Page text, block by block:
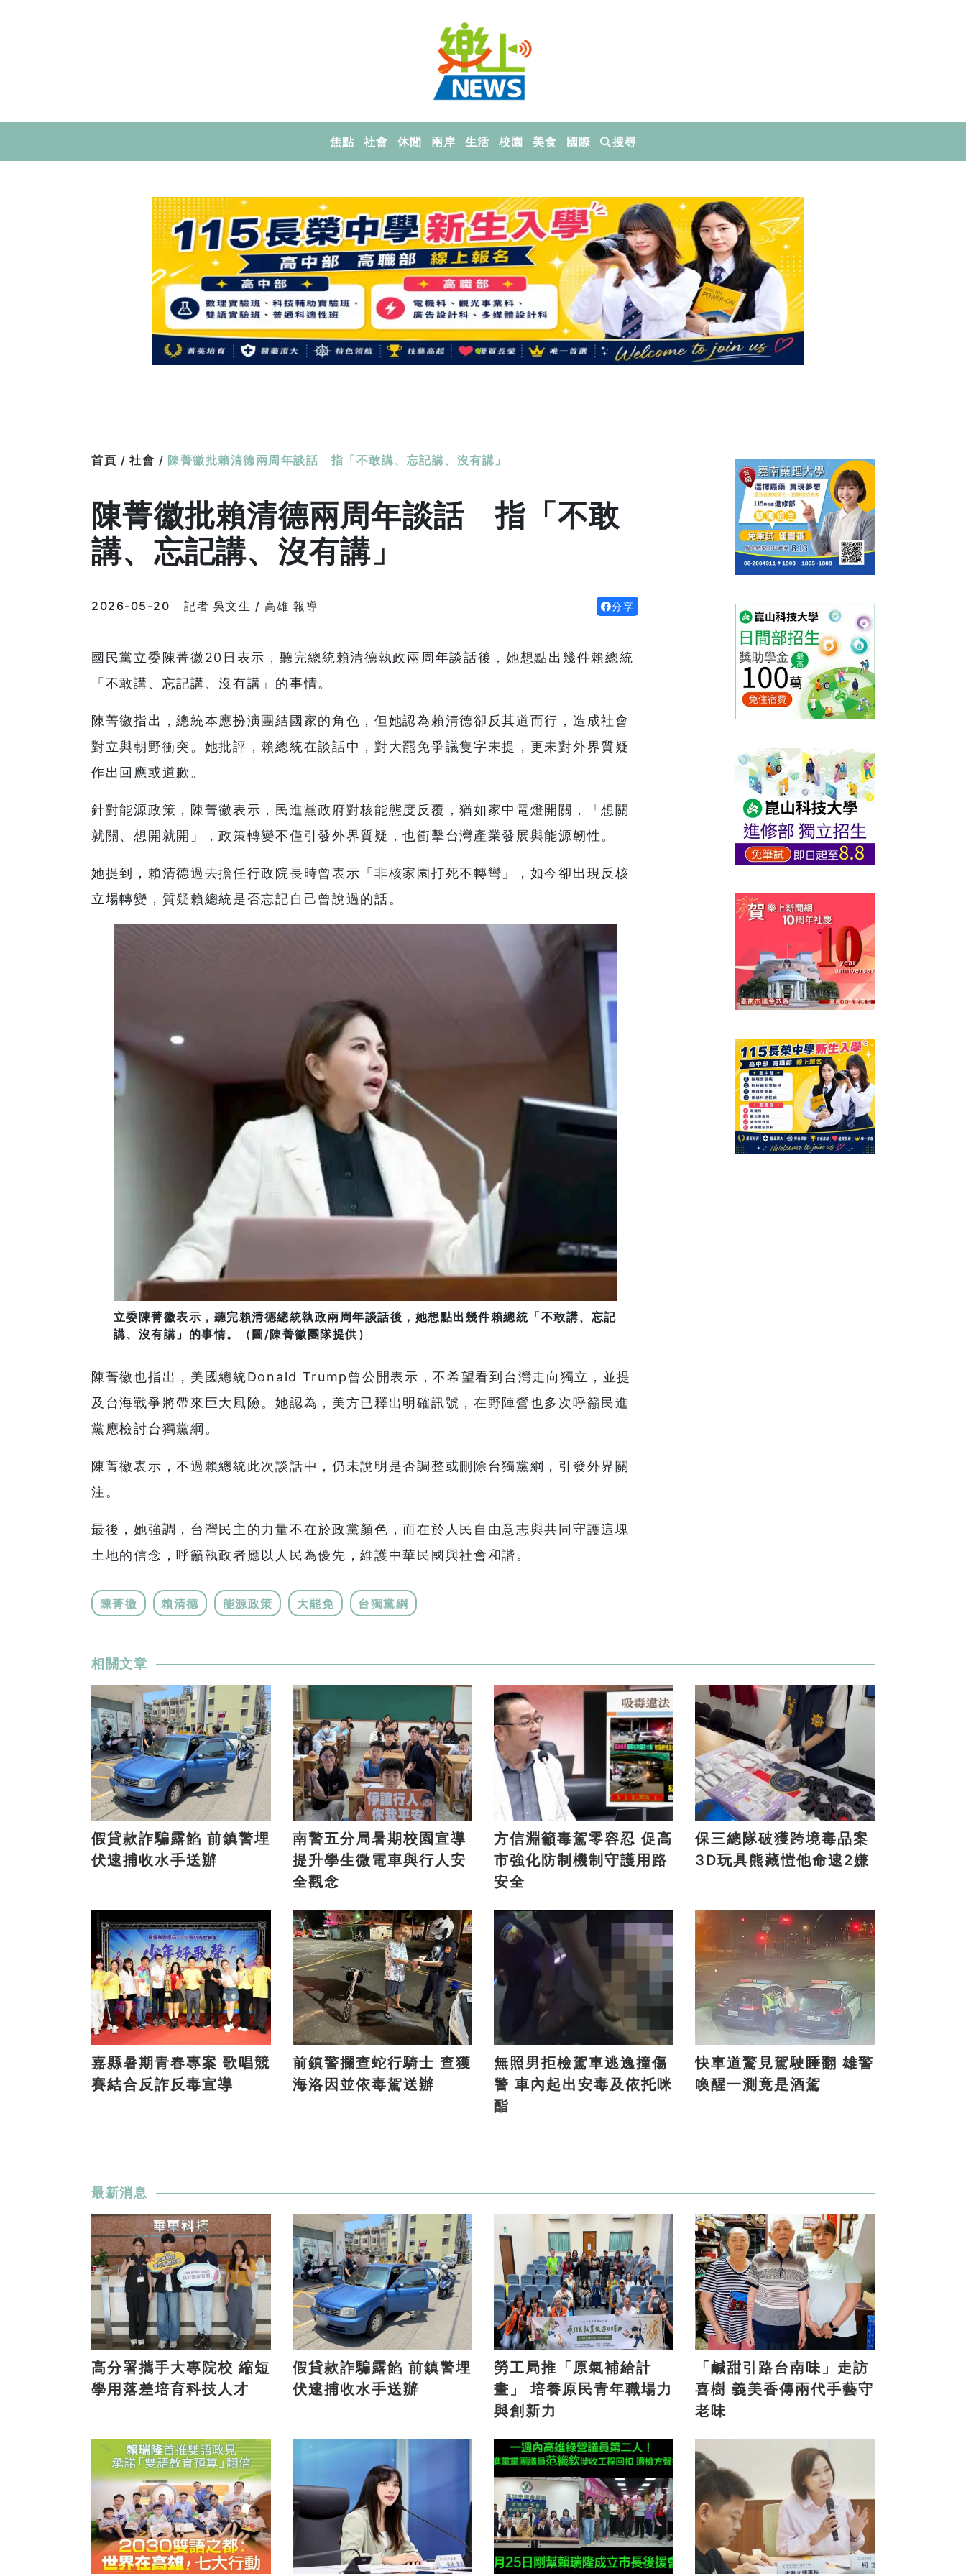
焦點 社會 休閒 兩岸 生活 校園 美食 國際 搜尋
首頁 / 社會 / 陳菁徽批賴清德兩周年談話 指「不敢講、忘記講、沒有講」
陳菁徽批賴清德兩周年談話 指「不敢
講、忘記講、沒有講」
2026-05-20 記者 吳文生 / 高雄 報導 分享
國民黨立委陳菁徽20日表示，聽完總統賴清德執政兩周年談話後，她想點出幾件賴總統
「不敢講、忘記講、沒有講」的事情。
陳菁徽指出，總統本應扮演團結國家的角色，但她認為賴清德卻反其道而行，造成社會
對立與朝野衝突。她批評，賴總統在談話中，對大罷免爭議隻字未提，更未對外界質疑
作出回應或道歉。
針對能源政策，陳菁徽表示，民進黨政府對核能態度反覆，猶如家中電燈開關，「想關
就關、想開就開」，政策轉變不僅引發外界質疑，也衝擊台灣產業發展與能源韌性。
她提到，賴清德過去擔任行政院長時曾表示「非核家園打死不轉彎」，如今卻出現反核
立場轉變，質疑賴總統是否忘記自己曾說過的話。
立委陳菁徽表示，聽完賴清德總統執政兩周年談話後，她想點出幾件賴總統「不敢講、忘記
講、沒有講」的事情。（圖/陳菁徽團隊提供）
陳菁徽也指出，美國總統Donald Trump曾公開表示，不希望看到台灣走向獨立，並提
及台海戰爭將帶來巨大風險。她認為，美方已釋出明確訊號，在野陣營也多次呼籲民進
黨應檢討台獨黨綱。
陳菁徽表示，不過賴總統此次談話中，仍未說明是否調整或刪除台獨黨綱，引發外界關
注。
最後，她強調，台灣民主的力量不在於政黨顏色，而在於人民自由意志與共同守護這塊
土地的信念，呼籲執政者應以人民為優先，維護中華民國與社會和諧。
陳菁徽 賴清德 能源政策 大罷免 台獨黨綱
相關文章
假貸款詐騙露餡 前鎮警埋
伏逮捕收水手送辦
南警五分局暑期校園宣導
提升學生微電車與行人安
全觀念
方信淵籲毒駕零容忍 促高
市強化防制機制守護用路
安全
保三總隊破獲跨境毒品案
3D玩具熊藏愷他命逮2嫌
嘉縣暑期青春專案 歌唱競
賽結合反詐反毒宣導
前鎮警攔查蛇行騎士 查獲
海洛因並依毒駕送辦
無照男拒檢駕車逃逸撞傷
警 車內起出安毒及依托咪
酯
快車道驚見駕駛睡翻 雄警
喚醒一測竟是酒駕
最新消息
高分署攜手大專院校 縮短
學用落差培育科技人才
假貸款詐騙露餡 前鎮警埋
伏逮捕收水手送辦
勞工局推「原氣補給計
畫」 培養原民青年職場力
與創新力
「鹹甜引路台南味」走訪
喜樹 義美香傳兩代手藝守
老味